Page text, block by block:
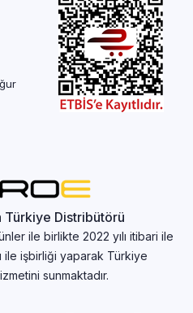
Distribütörü
ile birlikte 2022 yılı itibari ile
ile işbirliği yaparak Türkiye
sunmaktadır.